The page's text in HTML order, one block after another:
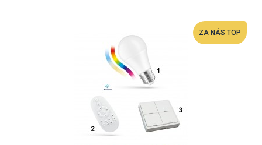
ZA NÁS TOP